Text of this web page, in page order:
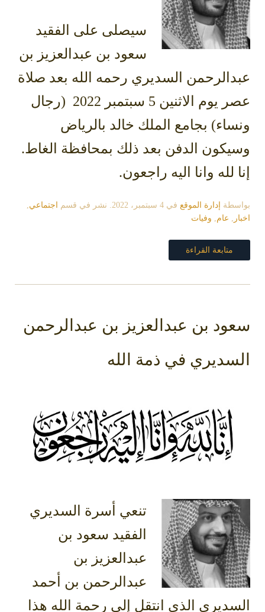
سيصلى على الفقيد
سعود بن عبدالعزيز بن
عبدالرحمن السديري رحمه الله بعد صلاة
عصر يوم الاثنين 5 سبتمبر 2022 (رجال
ونساء) بجامع الملك خالد بالرياض
وسيكون الدفن بعد ذلك بمحافظة الغاط.
إنا لله وانا اليه راجعون.
بواسطة إدارة الموقع في 4 سبتمبر، 2022 . نشر في قسم اجتماعي
اخبار
عام وفيات
متابعة القراءة
سعود بن عبدالعزيز بن عبدالرحمن
السديري في ذمة الله
تنعي أسرة السديري
الفقيد سعود بن
عبدالعزيز بن
عبدالرحمن بن أحمد
السديري الذي انتقل إلى رحمة الله هذا